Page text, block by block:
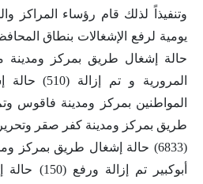
وتنفيذاً لذلك قام رؤساء المراكز
حالة إشغال طريق بمركز ومدينة
المرورية و
(6833) حالة إشغال طريق بمركز